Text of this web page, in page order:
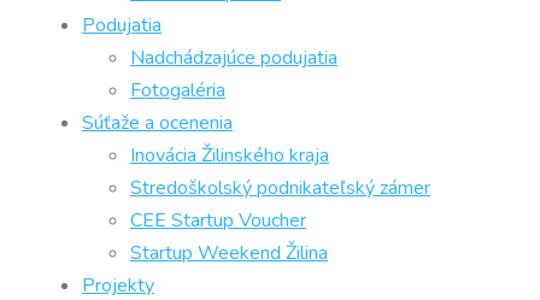
Podujatia
Nadchádzajúce podujatia
Fotogaléria
Súťaže a ocenenia
Inovácia Žilinského kraja
Stredoškolský podnikateľský zámer
CEE Startup Voucher
Startup Weekend Žilina
Projekty